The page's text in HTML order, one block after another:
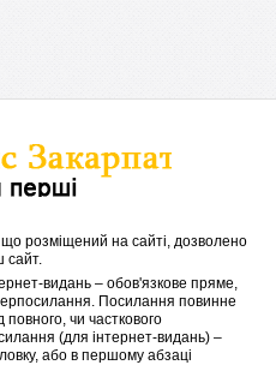
розміщений на сайті, дозволено
сайт.
видань – обов'язкове пряме,
Посилання повинне
чи часткового
(для інтернет-видань) –
або в першому абзаці